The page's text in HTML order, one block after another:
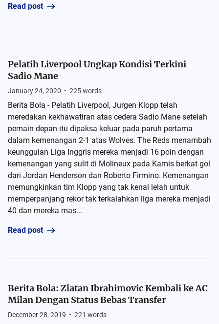
Read post
Pelatih Liverpool Ungkap Kondisi Terkini
Sadio Mane
January 24, 2020 • 225words
Berita Bola - Pelatih Liverpool, Jurgen Klopp telah
meredakan kekhawatiran atas cedera Sadio Mane setelah
pemain depan itu dipaksa keluar pada paruh pertama
dalam kemenangan 2-1 atas Wolves. The Reds menambah
keunggulan Liga Inggris mereka menjadi 16 poin dengan
kemenangan yang sulit di Molineux pada Kamis berkat gol
dari Jordan Henderson dan Roberto Firmino. Kemenangan
memungkinkan tim Klopp yang tak kenal lelah untuk
memperpanjang rekor tak terkalahkan liga mereka menjadi
40 dan mereka mas...
Read post
Berita Bola: Zlatan Ibrahimovic Kembali ke AC
Milan Dengan Status Bebas Transfer
December 28, 2019 • 221 words